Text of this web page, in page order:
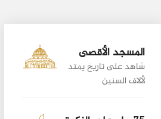
المسجد الأقصى
شاهد على تاريخ يمتد
لألاف السنين